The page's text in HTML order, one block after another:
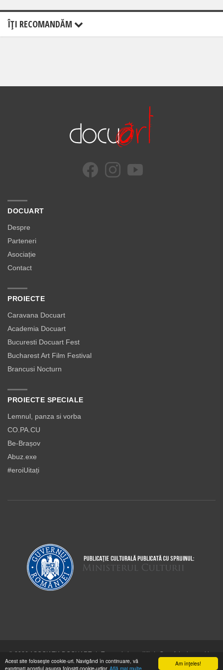
Am înţeles!
Acest site foloseşte cookie-uri. Navigând în continuare, vă
exprimaţi acordul asupra folosirii cookie-urilor. Află mai multe
ÎŢI RECOMANDĂM
DOCUART
Despre
Parteneri
Asociație
Contact
PROIECTE
Caravana Docuart
Academia Docuart
Bucuresti Docuart Fest
Bucharest Art Film Festival
Brancusi Nocturn
PROIECTE SPECIALE
Lemnul, panza si vorba
CO.PA.CU
Be-Brașov
Abuz.exe
#eroiUitați
© 2026 ASOCIAŢIA DOCUART | Termeni şi condiţii |
Cum folosim cookie-
urile